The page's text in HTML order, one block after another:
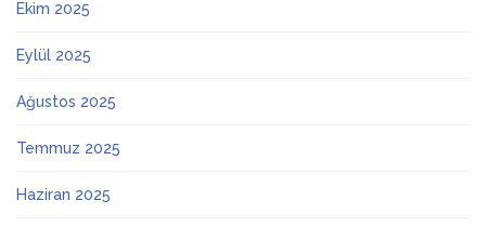
Ekim 2025
Eylül 2025
Ağustos 2025
Temmuz 2025
Haziran 2025